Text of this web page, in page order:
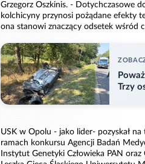
Grzegorz Oszkinis. - Dotychczasowe
kolchicyny przynosi pożądane efekty
ona stanowi znaczący odsetek wśród
Trzy
USK w Opolu - jako lider- pozyskał
ramach konkursu Agencji Badań
Instytut Genetyki Człowieka PAN